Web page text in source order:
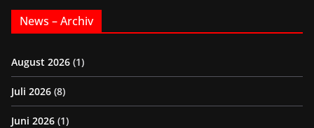
News – Archiv
August 2026 (1)
Juli 2026 (8)
Juni 2026 (1)